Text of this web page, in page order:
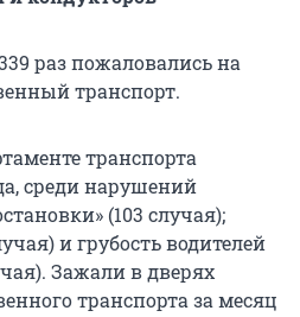
раз пожаловались на
транспорт.
транспорта
среди нарушений
(103 случая);
и грубость водителей
Зажали в дверях
транспорта за месяц